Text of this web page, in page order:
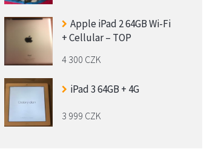
Apple iPad 2 64GB Wi-Fi
+ Cellular – TOP
4 300 CZK
iPad 3 64GB + 4G
3 999 CZK